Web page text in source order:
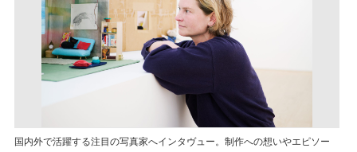
国内外で活躍する注目の写真家へインタヴュー。制作への想いやエピソー